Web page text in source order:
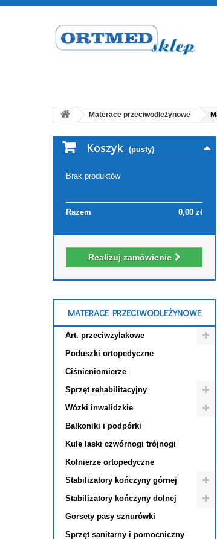
Materace przeciwodleżynowe
Koszyk (pusty)
Brak produktów
0,00 zł
Razem
Realizuj zamówienie
MATERACE PRZECIWODLEŻYNOWE
Art. przeciwżylakowe
Poduszki ortopedyczne
Ciśnieniomierze
Sprzęt rehabilitacyjny
Wózki inwalidzkie
Balkoniki i podpórki
Kule laski czwórnogi trójnogi
Kołnierze ortopedyczne
Stabilizatory kończyny górnej
Stabilizatory kończyny dolnej
Gorsety pasy sznurówki
Sprzęt sanitarny i pomocniczny